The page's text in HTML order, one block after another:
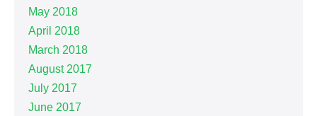
May 2018
April 2018
March 2018
August 2017
July 2017
June 2017